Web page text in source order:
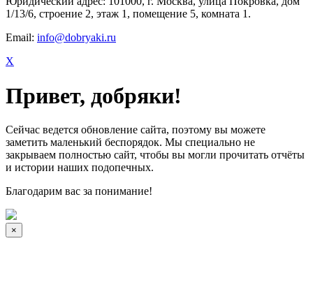
1/13/6, строение 2, этаж 1, помещение 5, комната 1.
Email: info@dobryaki.ru
X
Привет, добряки!
Сейчас ведется обновление сайта, поэтому вы можете
заметить маленький беспорядок. Мы специально не
закрываем полностью сайт, чтобы вы могли прочитать отчёты
и истории наших подопечных.
Благодарим вас за понимание!
×